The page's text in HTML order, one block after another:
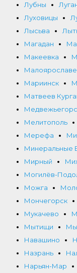
Лубны
Луховицы
Лысьва
Магадан
Макеевка
Мариинск
Матвеев
Мелитополь
Мерефа
Минеральные
Мирный
Могилёв-
Можга
Мончегорск
Мукачево
Мытищи
Навашино
Назрань
Нарьян-Мар